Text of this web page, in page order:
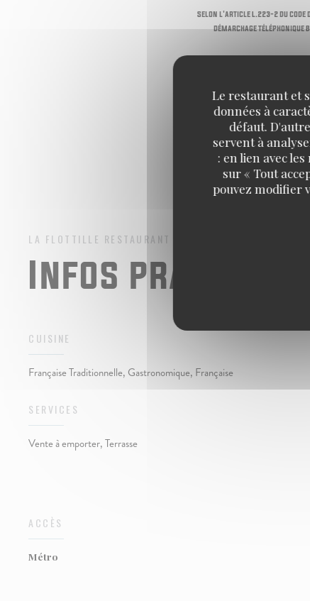
Le restaurant et
données à
défaut.
servent à
: en lien avec
sur « Tout
pouvez modifier
Selon l'article L.223-2 du code
démarchage téléphonique
LA FLOTTILLE RESTAURANT FRANÇAIS
Infos pratiques
CUISINE
Française Traditionnelle, Gastronomique, Française
SERVICES
Vente à emporter, Terrasse
ACCÈS
Métro